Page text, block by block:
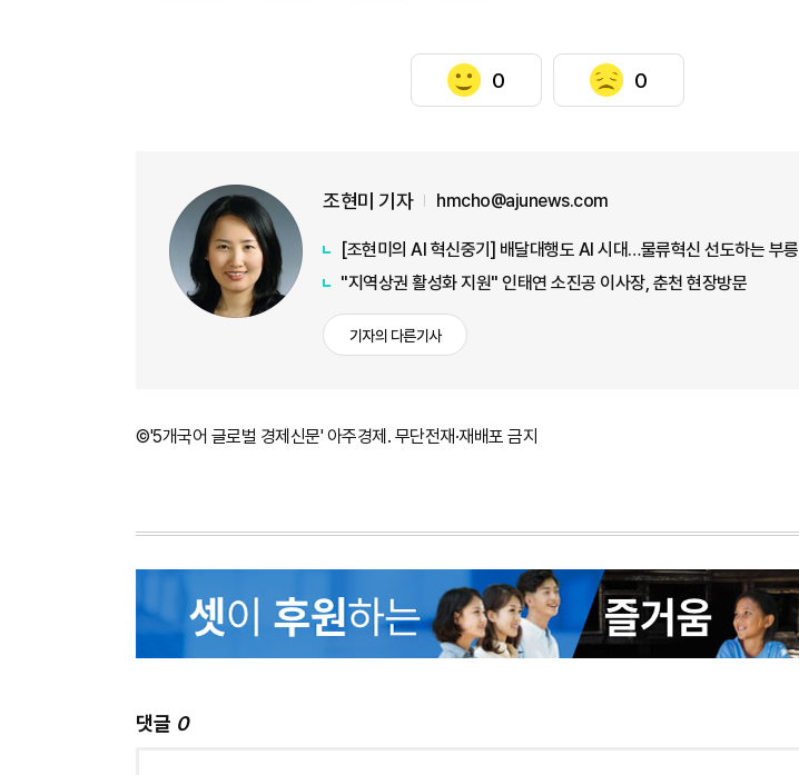
0 0
조현미 기자 hmcho@ajunews.com
[조현미의 AI 혁신중기] 배달대행도 AI 시대…물류혁신 선도하는 부릉
"지역상권 활성화 지원" 인태연 소진공 이사장, 춘천 현장방문
기자의 다른기사
©'5개국어 글로벌 경제신문' 아주경제. 무단전재·재배포 금지
댓글 0